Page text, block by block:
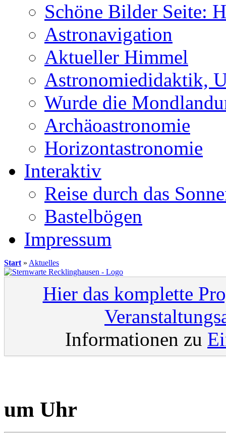
Schöne Bilder Seite:
Astronavigation
Aktueller Himmel
Astronomiedidaktik,
Wurde die
Archäoastronomie
Horizontastronomie
Interaktiv
Reise durch das
Bastelbögen
Impressum
Start » Aktuelles
Hier das komplette
Informationen zu
um Uhr